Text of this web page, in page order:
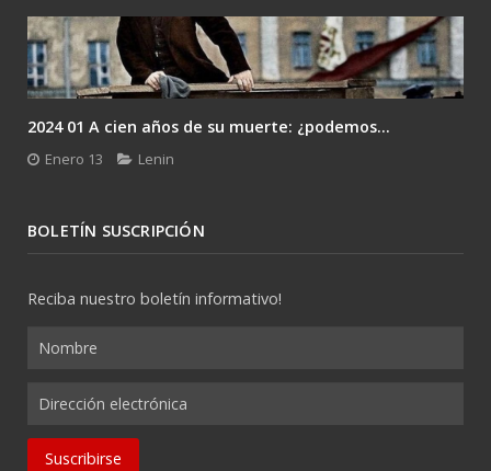
2024 01 A cien años de su muerte: ¿podemos...
Enero 13 Lenin
BOLETÍN SUSCRIPCIÓN
Reciba nuestro boletín informativo!